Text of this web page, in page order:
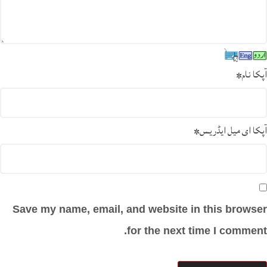
آپکا نام*
آپکا ای میل ایڈریس*
Save my name, email, and website in this browser
for the next time I comment.